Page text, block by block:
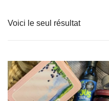
Voici le seul résultat